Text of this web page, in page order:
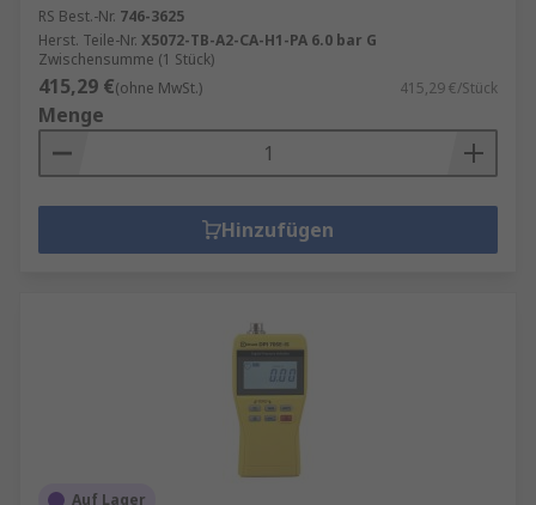
RS Best.-Nr. 746-3625
Herst. Teile-Nr. X5072-TB-A2-CA-H1-PA 6.0 bar G
Zwischensumme (1 Stück)
415,29 €(ohne MwSt.) 415,29 €/Stück
Menge
Hinzufügen
Auf Lager